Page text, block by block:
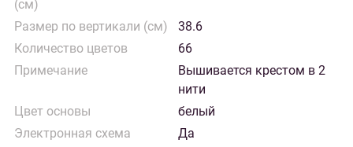
(см)
Размер по вертикали (см)
38.6
Количество цветов
66
Примечание
Вышивается крестом в 2
нити
Цвет основы
белый
Электронная схема
Да